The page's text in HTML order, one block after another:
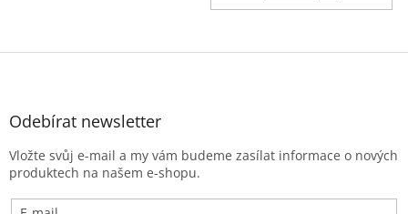
Z
Odebírat newsletter
Vložte svůj e-mail a my vám budeme zasílat informace o nových
produktech na našem e-shopu.